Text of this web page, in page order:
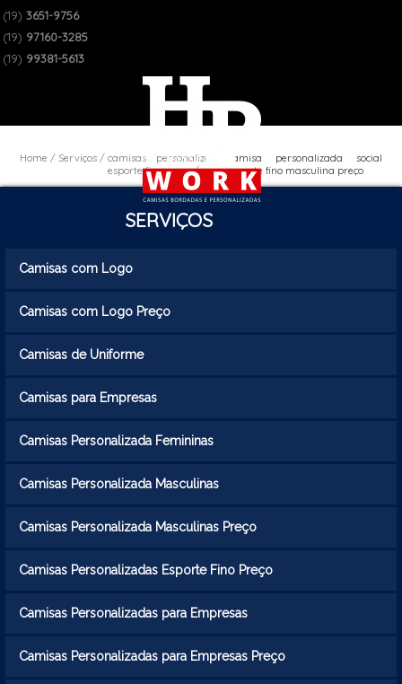
(19) 3651-9756
(19) 97160-3285
(19) 99381-5613
Home Serviços
camisas personalizadas
esporte fino preço
camisa personalizada social
esporte fino masculina preço
SERVIÇOS
Camisas com Logo
Camisas com Logo Preço
Camisas de Uniforme
Camisas para Empresas
Camisas Personalizada Femininas
Camisas Personalizada Masculinas
Camisas Personalizada Masculinas Preço
Camisas Personalizadas Esporte Fino Preço
Camisas Personalizadas para Empresas
Camisas Personalizadas para Empresas Preço